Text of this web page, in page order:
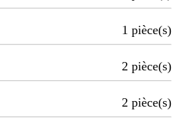
1 pièce(s)
2 pièce(s)
2 pièce(s)